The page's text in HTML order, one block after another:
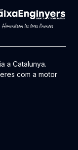
a Catalunya.
com a motor